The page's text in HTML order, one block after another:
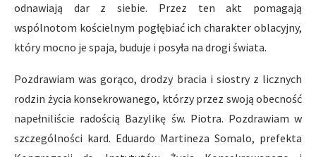
odnawiają dar z siebie. Przez ten akt pomagają
wspólnotom kościelnym pogłębiać ich charakter oblacyjny,
który mocno je spaja, buduje i posyła na drogi świata.
Pozdrawiam was gorąco, drodzy bracia i siostry z licznych
rodzin życia konsekrowanego, którzy przez swoją obecność
napełniliście radością Bazylikę św. Piotra. Pozdrawiam w
szczególności kard. Eduardo Martineza Somalo, prefekta